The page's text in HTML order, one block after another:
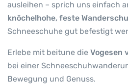
ausleihen – sprich uns einfach
knöchelhohe, feste
Schneeschuhe gut befestigt
Erlebe mit beitune die Vogesen
bei einer
Bewegung und Genuss.